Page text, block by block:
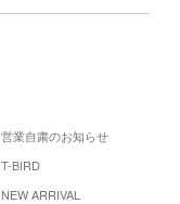
営業自粛のお知らせ
T-BIRD
NEW ARRIVAL